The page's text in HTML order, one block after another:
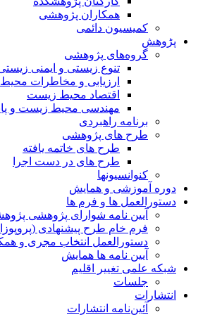
همکاران پژوهشی
کمیسیون دائمی
پڑوهش
گروه‌های پژوهشی
تنوع زیستی و ایمنی
ارزیابی و مخاطرات
اقتصاد محیط زیست
مهندسی محیط زیست و
برنامه راهبردی
طرح های پژوهشی
طرح های خاتمه یافته
طرح های در دست اجرا
کنوانسیونها
دوره آموزشی و همایش
دستورالعمل ها و فرم ها
آیین نامه شوارای پژوهشی
فرم خام طرح پیشنهادی
دستورالعمل انتخاب مجری و
آیین نامه ها همایش
شبکه علمی تغییر اقلیم
جلسات
انتشارات
آئین‌نامه انتشارات